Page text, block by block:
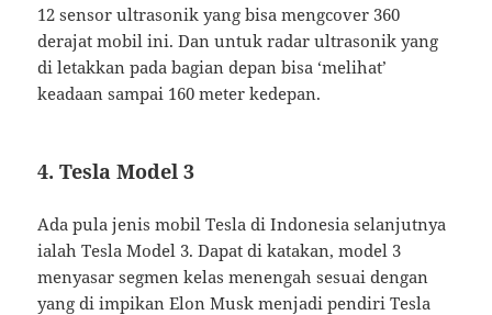
12 sensor ultrasonik yang bisa mengcover 360
derajat mobil ini. Dan untuk radar ultrasonik yang
di letakkan pada bagian depan bisa ‘melihat’
keadaan sampai 160 meter kedepan.
4. Tesla Model 3
Ada pula jenis mobil Tesla di Indonesia selanjutnya
ialah Tesla Model 3. Dapat di katakan, model 3
menyasar segmen kelas menengah sesuai dengan
yang di impikan Elon Musk menjadi pendiri Tesla